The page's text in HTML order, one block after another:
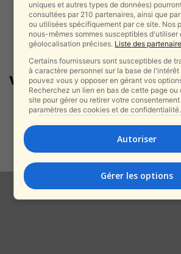
violations du droit
Vague de
internationales
uniques et autres types de données)
consultées par 210 partenaires, ainsi que
ou utilisées spécifiquement par ce site. Nos
nous-mêmes sommes susceptibles d'utiliser
géolocalisation précises. Liste des
Certains fournisseurs sont susceptibles de
à caractère personnel sur la base de l'intérêt
pouvez vous y opposer en gérant vos
Recherchez un lien en bas de cette page ou
site pour gérer ou retirer votre
paramètres des cookies et de confidentialité.
Autoriser
Gérer les options